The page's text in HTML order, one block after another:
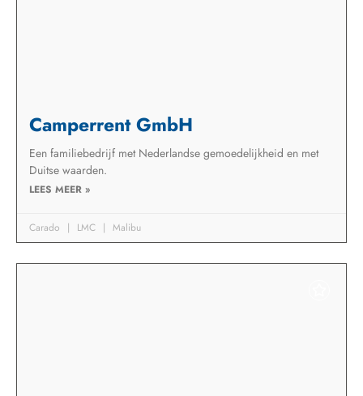
Camperrent GmbH
Een familiebedrijf met Nederlandse gemoedelijkheid en met
Duitse waarden.
LEES MEER »
Carado LMC Malibu